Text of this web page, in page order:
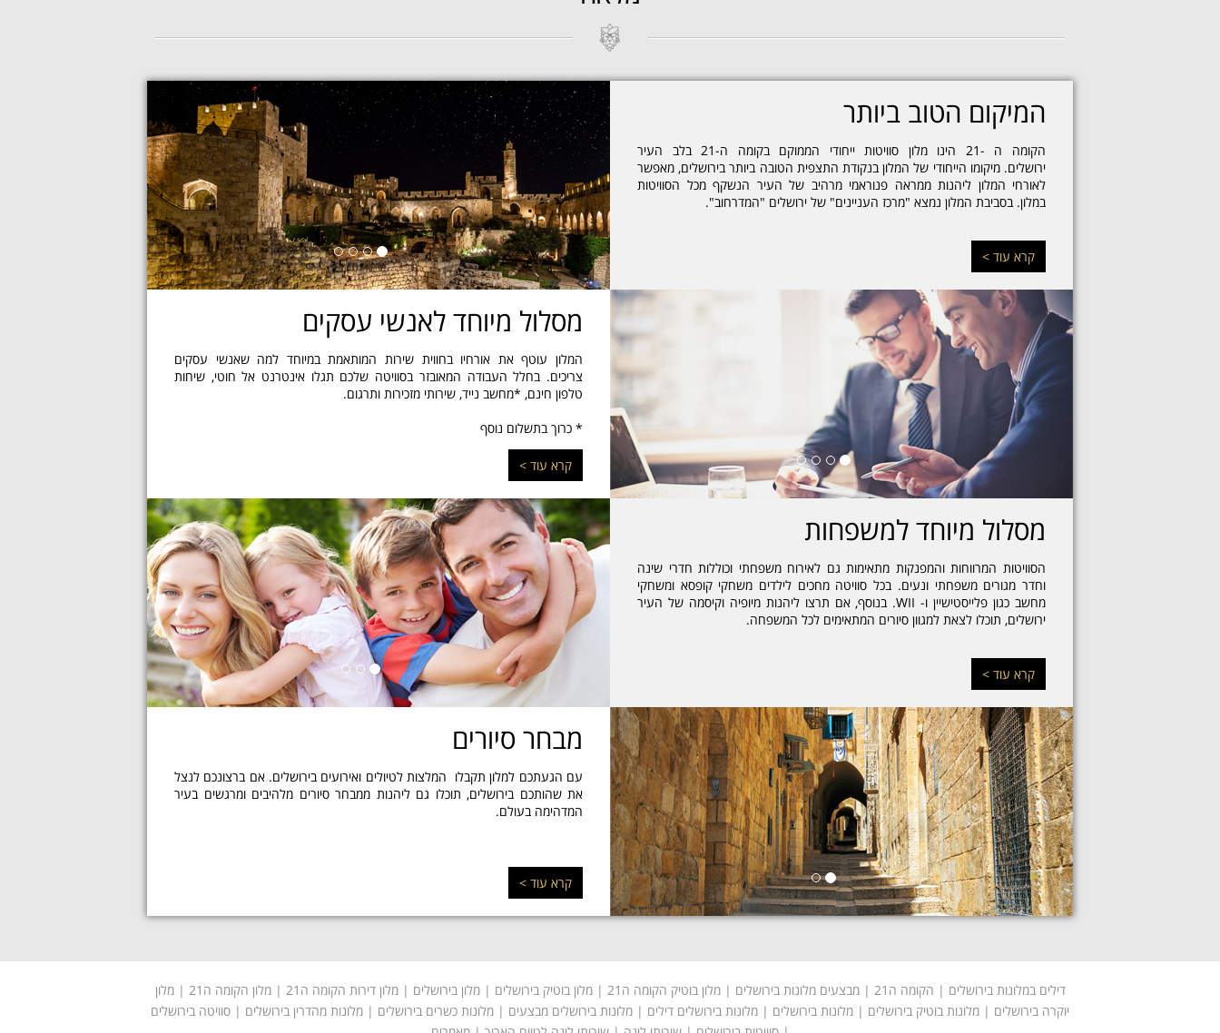
המיקום הטוב ביותר
הקומה ה -21 הינו מלון סוויטות ייחודי הממוקם בקומה ה-21 בלב העיר
ירושלים. מיקומו הייחודי של המלון בנקודת התצפית הטובה ביותר בירושלים, מאפשר
לאורחי המלון ליהנות ממראה פנוראמי מרהיב של העיר הנשקף מכל הסוויטות
במלון. בסביבת המלון נמצא "מרכז העניינים" של ירושלים "המדרחוב".
קרא עוד >
מסלול מיוחד לאנשי עסקים
המלון עוטף את אורחיו בחווית שירות המותאמת במיוחד למה שאנשי עסקים
צריכים. בחלל העבודה המאובזר בסוויטה שלכם תגלו אינטרנט אל חוטי, שיחות
טלפון חינם, *מחשב נייד, שירותי מזכירות ותרגום.
* כרוך בתשלום נוסף
קרא עוד >
מסלול מיוחד למשפחות
הסוויטות המרווחות והמפנקות מתאימות גם לאירוח משפחתי וכוללות חדרי שינה
וחדר מגורים משפחתי ונעים. בכל סוויטה מחכים לילדים משחקי קופסא ומשחקי
מחשב כגון פלייסטישיין ו- WII. בנוסף, אם תרצו ליהנות מיופיה וקיסמה של העיר
ירושלים, תוכלו לצאת למגוון סיורים המתאימים לכל המשפחה.
קרא עוד >
מבחר סיורים
עם הגעתכם למלון תקבלו המלצות לטיולים ואירועים בירושלים. אם ברצונכם לנצל
את שהותכם בירושלים, תוכלו גם ליהנות ממבחר סיורים מלהיבים ומרגשים בעיר
המדהימה בעולם.
קרא עוד >
דילים במלונות בירושלים | הקומה ה21 |מבצעים מלונות בירושלים | מלון בוטיק הקומה ה21 | מלון בוטיק בירושלים |מלון בירושלים | מלון דירות הקומה ה21 | מלון הקומה ה21 |מלון
יוקרה בירושלים | מלונות בוטיק בירושלים | מלונות בירושלים | מלונות בירושלים דילים | מלונות בירושלים מבצעים | מלונות כשרים בירושלים | מלונות מהדרין בירושלים | סוויטה בירושלים